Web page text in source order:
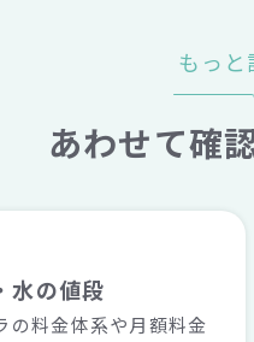
もっと
あわせて確
水の値段
の料金体系や月額料金